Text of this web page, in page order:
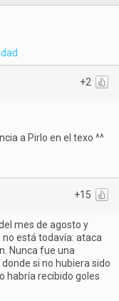
+2
a Pirlo en el texo ^^
+15
mes de agosto y
está todavía: ataca
Nunca fue una
si no hubiera sido
habría recibido goles